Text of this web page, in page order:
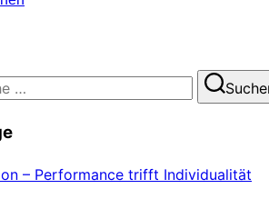
– Performance trifft Individualität